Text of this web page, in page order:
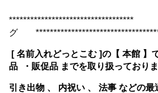
***********************************
グ
[ 名前入れどっとこむ ]の【 本館 】
品 ・販促品 までを取り扱っておりま
引き出物 、 内祝い 、 法事 などの最